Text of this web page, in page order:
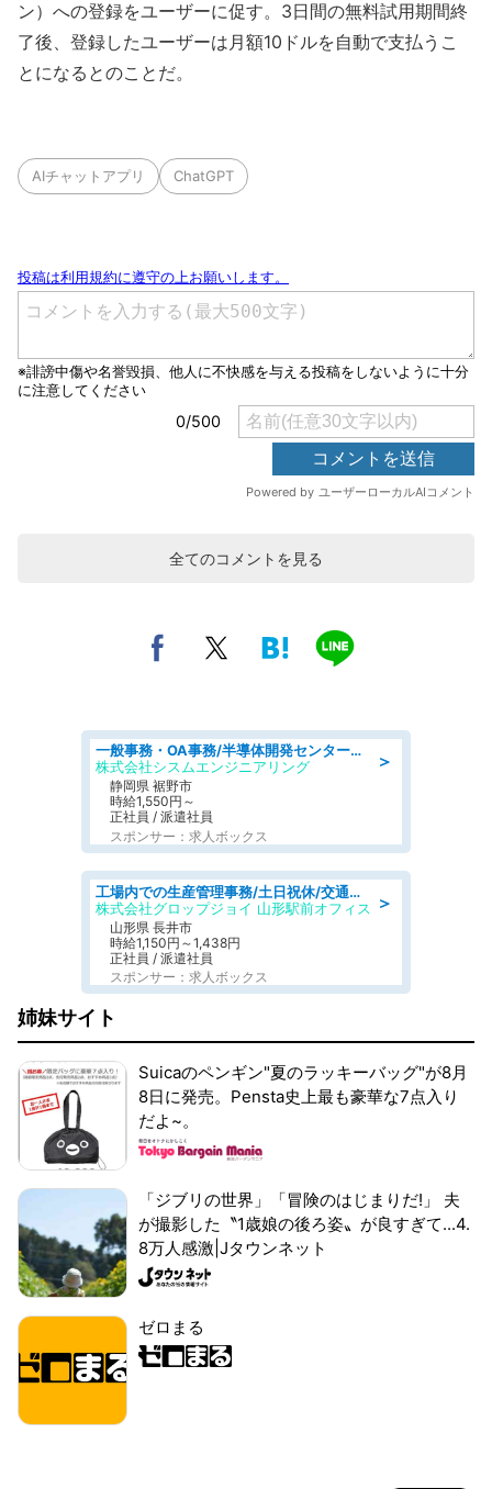
ン）への登録をユーザーに促す。3日間の無料試用期間終
了後、登録したユーザーは月額10ドルを自動で支払うこ
とになるとのことだ。
AIチャットアプリ ChatGPT
全てのコメントを見る
＞
一般事務・OA事務/半導体開発センター内で事務&軽作業スタッフ、募集
株式会社シスムエンジニアリング
静岡県 裾野市
時給1,550円～
正社員 / 派遣社員
スポンサー：求人ボックス
＞
工場内での生産管理事務/土日祝休/交通費支給
株式会社グロップジョイ 山形駅前オフィス
山形県 長井市
時給1,150円～1,438円
正社員 / 派遣社員
スポンサー：求人ボックス
姉妹サイト
Suicaのペンギン"夏のラッキーバッグ"が8月
8日に発売。Pensta史上最も豪華な7点入り
だよ~。
「ジブリの世界」「冒険のはじまりだ!」 夫
が撮影した〝1歳娘の後ろ姿〟が良すぎて...4.
8万人感激|Jタウンネット
ゼロまる